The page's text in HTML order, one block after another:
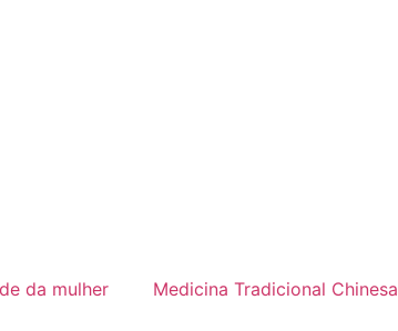
da mulher Medicina Tradicional Chinesa